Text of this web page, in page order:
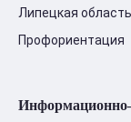
Липецкая
Профориентация